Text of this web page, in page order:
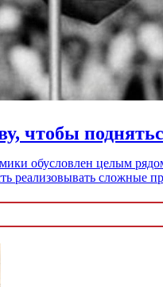
чтобы
обусловлен целым
реализовывать сложные